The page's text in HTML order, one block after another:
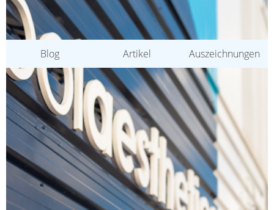
KATEGORIEN
Blog Artikel Auszeichnungen